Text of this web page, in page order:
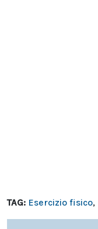
TAG: Esercizio fisico,